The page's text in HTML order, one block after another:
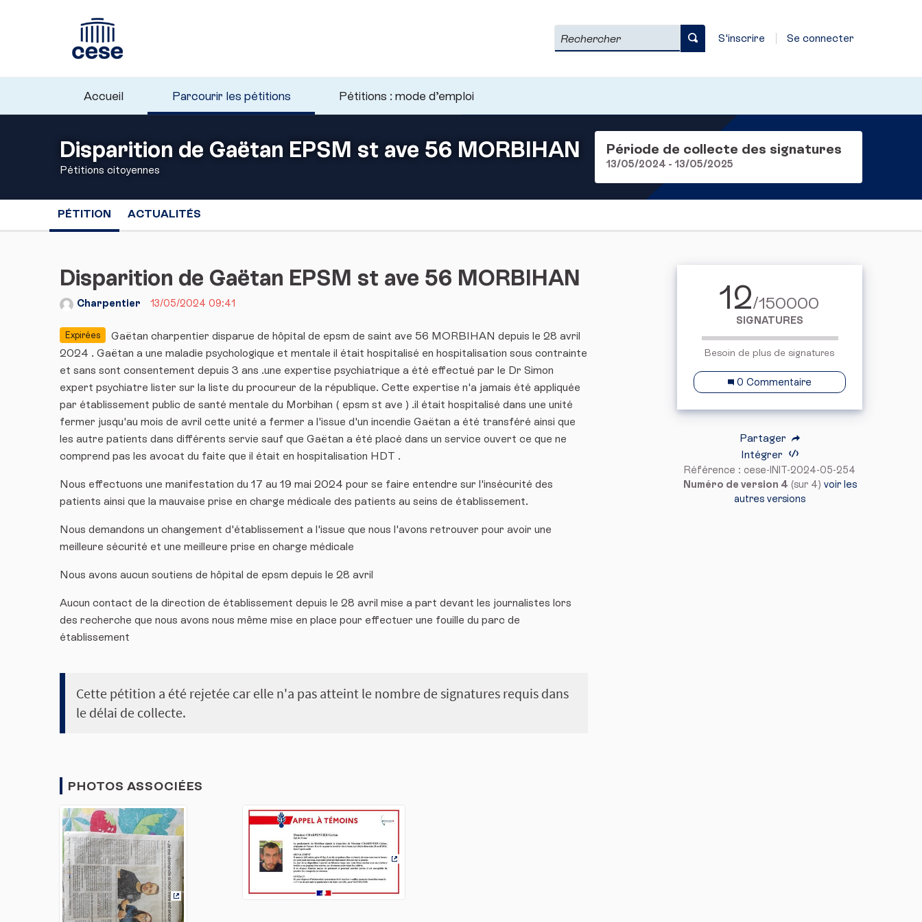
Rechercher S'inscrire Se connecter
Accueil Parcourir les pétitions Pétitions : mode d’emploi
Disparition de Gaëtan EPSM st ave 56 MORBIHAN
Pétitions citoyennes
Période de collecte des signatures
13/05/2024 - 13/05/2025
PÉTITION ACTUALITÉS
12/150000
SIGNATURES
Besoin de plus de signatures
0 Commentaire
Partager
Intégrer
Référence : cese-INIT-2024-05-254
Numéro de version 4 (sur 4) voir les
autres versions
Disparition de Gaëtan EPSM st ave 56 MORBIHAN
Charpentier 13/05/2024 09:41
Expirées
Gaëtan charpentier disparue de hôpital de epsm de saint ave 56 MORBIHAN depuis le 28 avril
2024 . Gaëtan a une maladie psychologique et mentale il était hospitalisé en hospitalisation sous contrainte
et sans sont consentement depuis 3 ans .une expertise psychiatrique a été effectué par le Dr Simon
expert psychiatre lister sur la liste du procureur de la république. Cette expertise n'a jamais été appliquée
par établissement public de santé mentale du Morbihan ( epsm st ave ) .il était hospitalisé dans une unité
fermer jusqu'au mois de avril cette unité a fermer a l'issue d'un incendie Gaëtan a été transféré ainsi que
les autre patients dans différents servie sauf que Gaëtan a été placé dans un service ouvert ce que ne
comprend pas les avocat du faite que il était en hospitalisation HDT .
Nous effectuons une manifestation du 17 au 19 mai 2024 pour se faire entendre sur l'insécurité des
patients ainsi que la mauvaise prise en charge médicale des patients au seins de établissement.
Nous demandons un changement d'établissement a l'issue que nous l'avons retrouver pour avoir une
meilleure sécurité et une meilleure prise en charge médicale
Nous avons aucun soutiens de hôpital de epsm depuis le 28 avril
Aucun contact de la direction de établissement depuis le 28 avril mise a part devant les journalistes lors
des recherche que nous avons nous même mise en place pour effectuer une fouille du parc de
établissement
Cette pétition a été rejetée car elle n'a pas atteint le nombre de signatures requis dans
le délai de collecte.
PHOTOS ASSOCIÉES
(Lien externe)